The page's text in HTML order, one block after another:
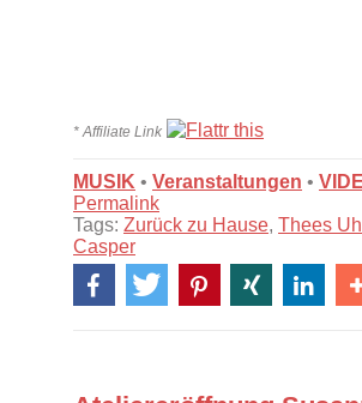
* Affiliate Link
MUSIK • Veranstaltungen •
Permalink
Tags: Zurück zu Hause, Thees
Casper